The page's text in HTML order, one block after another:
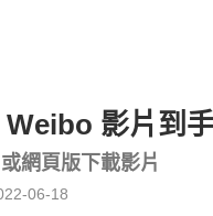
Weibo 影片到
網頁版下載影片
06-18